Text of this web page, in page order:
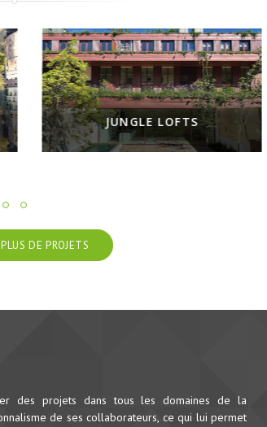
JUNGLE LOFTS
DE PROJETS
des projets dans tous les domaines de la
de ses collaborateurs, ce qui lui permet